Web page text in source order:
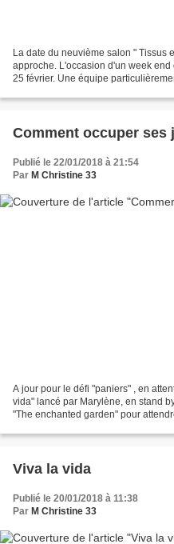
La date du neuvième salon " Tissus
approche. L'occasion d'un week
25 février. Une équipe
Comment occuper ses
Publié le 22/01/2018 à 21:54
Par M Christine 33
A jour pour le défi "paniers" , en
vida" lancé par Marylène, en stand
"The enchanted garden" pour
Viva la vida
Publié le 20/01/2018 à 11:38
Par M Christine 33